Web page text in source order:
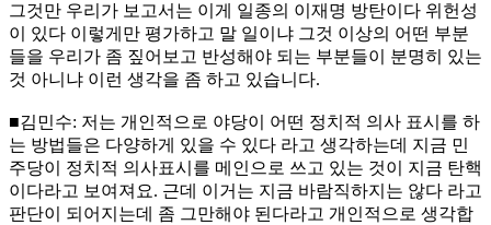
그것만 우리가 보고서는 이게 일종의 이재명 방탄이다 위헌성
이 있다 이렇게만 평가하고 말 일이냐 그것 이상의 어떤 부분
들을 우리가 좀 짚어보고 반성해야 되는 부분들이 분명히 있는
것 아니냐 이런 생각을 좀 하고 있습니다.
■김민수: 저는 개인적으로 야당이 어떤 정치적 의사 표시를 하
는 방법들은 다양하게 있을 수 있다 라고 생각하는데 지금 민
주당이 정치적 의사표시를 메인으로 쓰고 있는 것이 지금 탄핵
이다라고 보여져요. 근데 이거는 지금 바람직하지는 않다 라고
판단이 되어지는데 좀 그만해야 된다라고 개인적으로 생각합